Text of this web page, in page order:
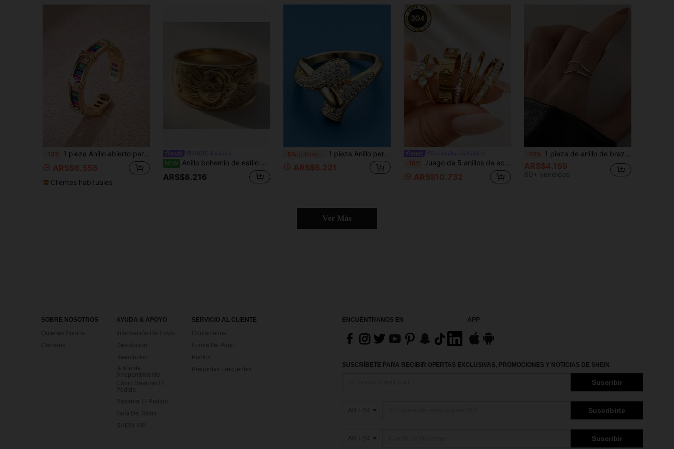
-13% 1 pieza Anillo abierto para mujer, anillo de moda elegante de lujo y nicho vintage personalizado con circonita sintética incrustada
ARS$6.556
Clientes habituales
NEW Anillo bohemio de estilo corte vintage chapado en oro de 18K con grabado de sol & luna, joyería para mujer
ARS$8.216
-5% ¡Últimos 2 días 1 pieza Anillo personalizado de nicho con diseño cruzado, adecuado para uso diario, citas y viajes
ARS$5.221 -18% Juego de 5 anillos de acero inoxidable chapados en oro de 18K, estilo nuevo 2026, elegante y versátil para mujer, adecuado para boda, compromiso, promesa, novia, aniversario y otras ocasiones, regalo exquisito para el Día de la Madre, Día de San Valentín y Navidad
ARS$10.732
-10% 1 pieza de anillo de brazalete minimalista de cobre de moda para mujer para regalo de amiga
ARS$4.159
60+ vendidos
Ver Más
SOBRE NOSOTROS
Quienes Somos
Carreras
AYUDA & APOYO
Información De Envío
Devolución
Reembolso
Botón de
Arrepentimiento
Cómo Realizar El
Pedido
Rastrear El Pedido
Guía De Tallas
SHEIN VIP
SERVICIO AL CLIENTE
Contáctenos
Forma De Pago
Puntos
Preguntas Frecuentes
ENCUÉNTRANOS EN APP
SUSCRÍBETE PARA RECIBIR OFERTAS EXCLUSIVAS, PROMOCIONES Y NOTICIAS DE SHEIN
Suscribir
AR + 54 Suscribirte
AR + 54 Suscribir